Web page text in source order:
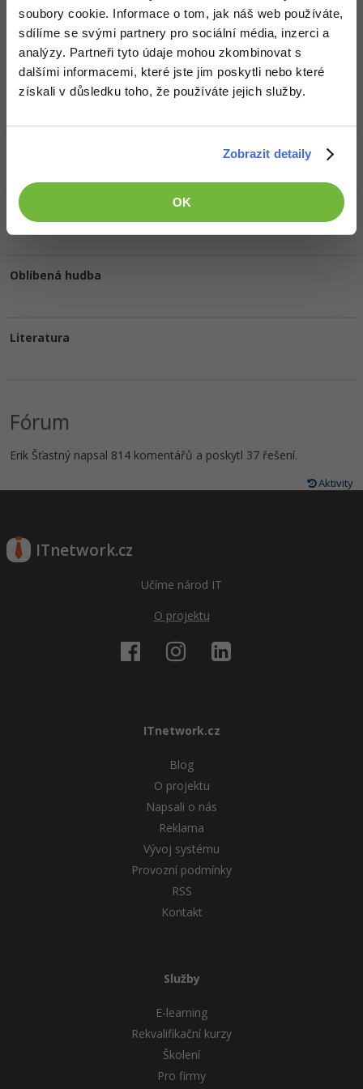
soubory cookie. Informace o tom, jak náš web používáte,
sdílíme se svými partnery pro sociální média, inzerci a
analýzy. Partneři tyto údaje mohou zkombinovat s
dalšími informacemi, které jste jim poskytli nebo které
získali v důsledku toho, že používáte jejich služby.
Zobrazit detaily
OK
Česká republika, Jihomoravský kraj.Vyhledat kolegy
Oblíbené IDE, Editor
Oblíbené filmy/seriály
Oblíbená hudba
Literatura
Fórum
Erik Šťastný napsal 814 komentářů a poskytl 37 řešení.
Aktivity
ITnetwork.cz
Učíme národ IT
O projektu
ITnetwork.cz
Blog
O projektu
Napsali o nás
Reklama
Vývoj systému
Provozní podmínky
RSS
Kontakt
Služby
E-learning
Rekvalifikační kurzy
Školení
Pro firmy